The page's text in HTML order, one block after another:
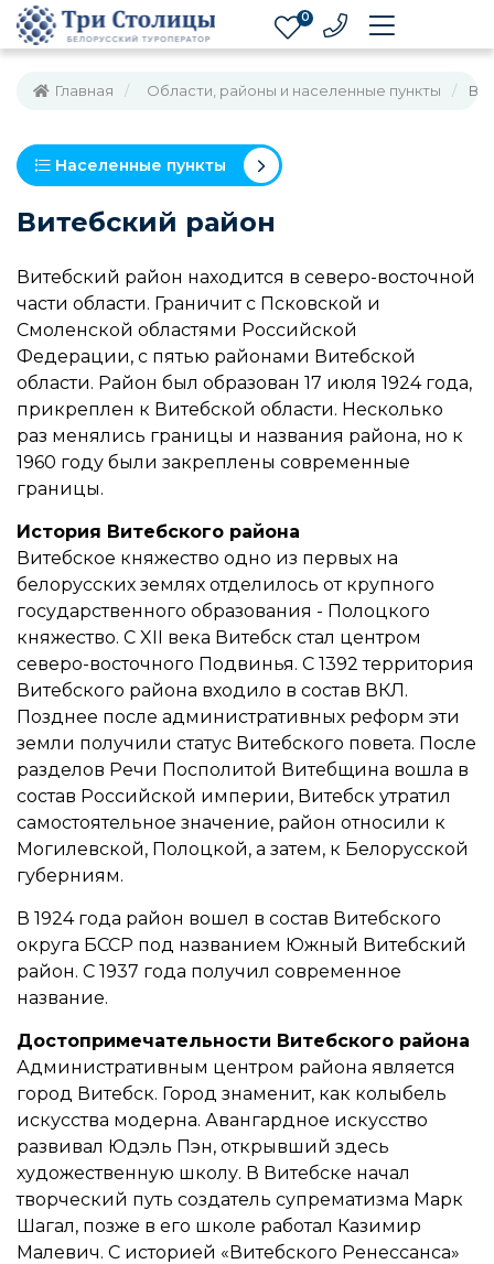
0
Главная Области, районы и населенные пункты
Населенные пункты
Витебский район
Витебский район находится в северо-восточной
части области. Граничит с Псковской и
Смоленской областями Российской
Федерации, с пятью районами Витебской
области. Район был образован 17 июля 1924 года,
прикреплен к Витебской области. Несколько
раз менялись границы и названия района, но к
1960 году были закреплены современные
границы.
История Витебского района
Витебское княжество одно из первых на
белорусских землях отделилось от крупного
государственного образования - Полоцкого
княжество. С XII века Витебск стал центром
северо-восточного Подвинья. С 1392 территория
Витебского района входило в состав ВКЛ.
Позднее после административных реформ эти
земли получили статус Витебского повета. После
разделов Речи Посполитой Витебщина вошла в
состав Российской империи, Витебск утратил
самостоятельное значение, район относили к
Могилевской, Полоцкой, а затем, к Белорусской
губерниям.
В 1924 года район вошел в состав Витебского
округа БССР под названием Южный Витебский
район. С 1937 года получил современное
название.
Достопримечательности Витебского района
Административным центром района является
город Витебск. Город знаменит, как колыбель
искусства модерна. Авангардное искусство
развивал Юдэль Пэн, открывший здесь
художественную школу. В Витебске начал
творческий путь создатель супрематизма Марк
Шагал, позже в его школе работал Казимир
Малевич. С историей «Витебского Ренессанса»